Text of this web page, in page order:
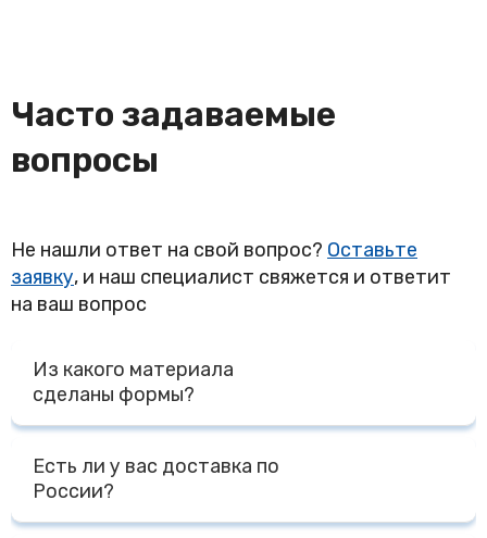
Часто задаваемые
вопросы
Не нашли ответ на свой вопрос? Оставьте
заявку, и наш специалист свяжется и ответит
на ваш вопрос
Из какого материала
сделаны формы?
премиального пищевого силикона на основе платины
Есть ли у вас доставка по
России?